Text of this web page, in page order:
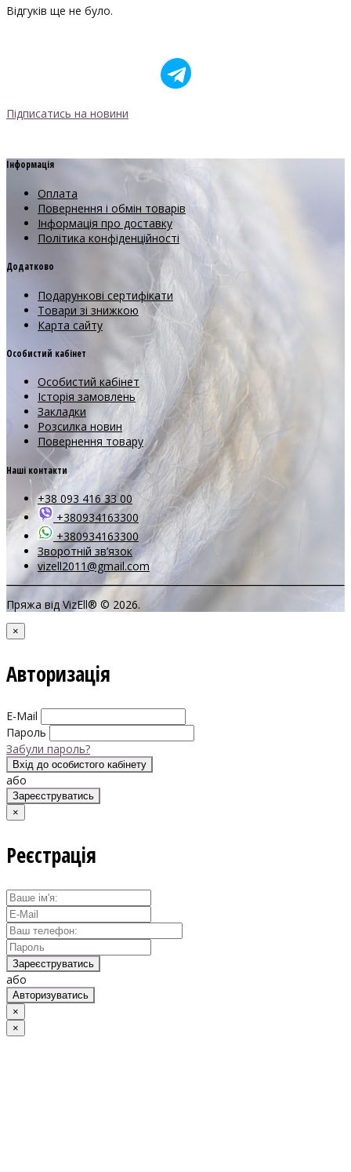
Відгуків ще не було.
Підписатись на новини
Інформація
Оплата
Повернення і обмін товарів
Інформація про доставку
Політика конфіденційності
Додатково
Подарункові сертифікати
Товари зі знижкою
Карта сайту
Особистий кабінет
Особистий кабінет
Історія замовлень
Закладки
Розсилка новин
Повернення товару
Наші контакти
+38 093 416 33 00
+380934163300
+380934163300
Зворотній зв’язок
vizell2011@gmail.com
Пряжа від VizEll® © 2026.
×
Авторизація
E-Mail
Пароль
Забули пароль?
Вхід до особистого кабінету
або
Зареєструватись
×
Реєстрація
Зареєструватись
або
Авторизуватись
×
×